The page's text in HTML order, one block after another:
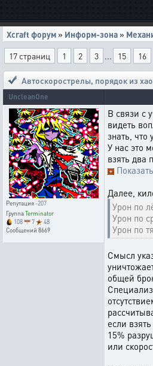
Xcraft форум » Информ-зона »
17 страниц
1 2 3 ... 15 16
Автоскорострелы, порядок из
UncleanOne
Репутация-207
ГруппаTerminator
108
7
48
Сообщений 8669
В связи с
видеть
знать, что
У нас это
взять два
Далее,
Урон по
Урон по
Урон по
Смысл
общей
если
15%
или